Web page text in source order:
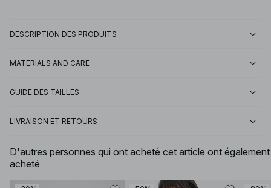
DESCRIPTION DES PRODUITS
MATERIALS AND CARE
GUIDE DES TAILLES
LIVRAISON ET RETOURS
D'autres personnes qui ont acheté cet article ont également
acheté